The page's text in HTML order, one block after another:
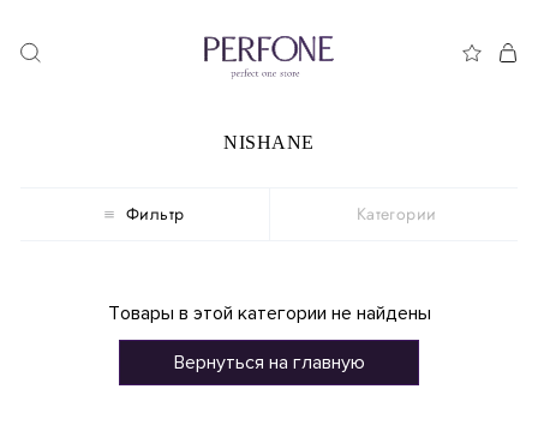
NISHANE
Фильтр Категории
Товары в этой категории не найдены
Вернуться на главную